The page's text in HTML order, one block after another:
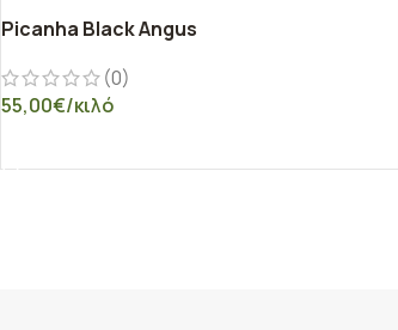
Picanha Black Angus
(0)
55,00€/κιλό